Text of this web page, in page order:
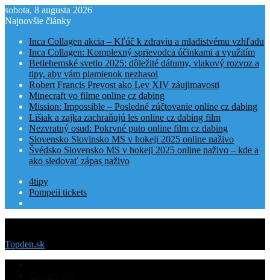
sobota, 8 augusta 2026
Najnovšie články
Inca Collagen akcia – Kľúč k zdraviu a mladistvému vzhľadu
Inca Collagen: Komplexný sprievodca účinkami a využitím
Betlehemské svetlo 2025: dôležité dátumy, vlakový rozvoz a
tipy, aby vám plamienok nezhasol
Robert Francis Prevost ako Lev XIV záujimavosti
Minecraft vo filme online cz dabing
Mission: Impossible – Posledné zúčtovanie online cz dabing
Lišiak a zajka zachraňujú les online cz dabing film
Nezvratný osud: Pokrvné puto online film cz dabing
Slovensko Slovinsko MS v hokeji 2025 online naživo
Švédsko Slovensko MS v hokeji 2025 online naživo – kde a
ako sledovať zápas naživo
4tipy
Pompeii tickets
Topden.sk